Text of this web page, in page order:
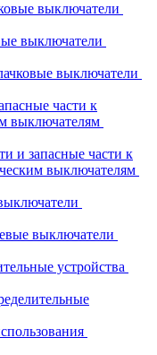
выключатели
выключатели
выключатели
части к
выключателям
и запасные части к
выключателям
выключатели
устройства